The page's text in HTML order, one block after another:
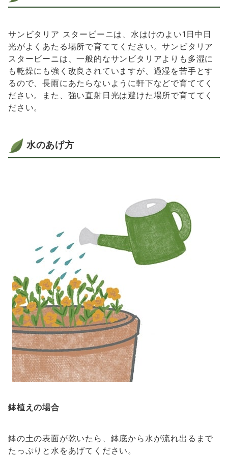
サンビタリア スタービーニは、水はけのよい1日中日
光がよくあたる場所で育ててください。サンビタリア
スタービーニは、一般的なサンビタリアよりも多湿に
も乾燥にも強く改良されていますが、過湿を苦手とす
るので、長雨にあたらないように軒下などで育ててく
ださい。また、強い直射日光は避けた場所で育ててく
ださい。
水のあげ方
鉢植えの場合
鉢の土の表面が乾いたら、鉢底から水が流れ出るまで
たっぷりと水をあげてください。